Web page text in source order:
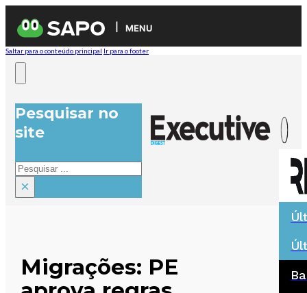
MENU
Saltar para o conteúdo principal Ir para o footer
Pesquisar no
site
Pesquisar
×
Migrações: PE